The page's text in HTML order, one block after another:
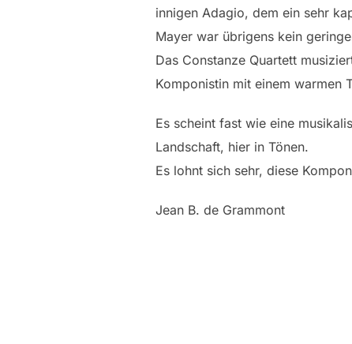
innigen Adagio, dem ein sehr
Mayer war übrigens kein
Das Constanze Quartett
Komponistin mit einem warmen
Es scheint fast wie eine
Landschaft, hier in Tönen.
Es lohnt sich sehr, diese
Jean B. de Grammont